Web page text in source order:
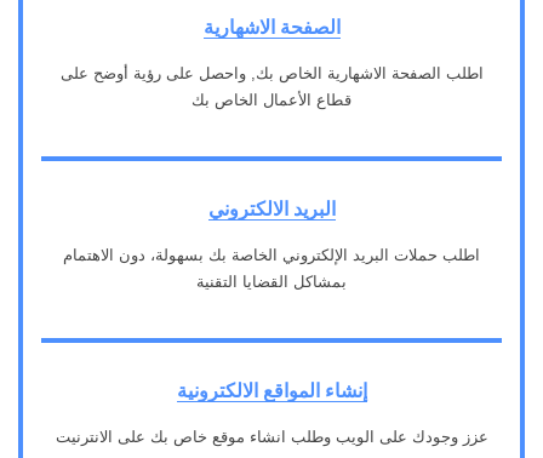
الصفحة الاشهارية
اطلب الصفحة الاشهارية الخاص بك, واحصل على رؤية أوضح على
قطاع الأعمال الخاص بك
البريد الالكتروني
اطلب حملات البريد الإلكتروني الخاصة بك بسهولة، دون الاهتمام
بمشاكل القضايا التقنية
إنشاء المواقع الالكترونية
عزز وجودك على الويب وطلب انشاء موقع خاص بك على الانترنيت